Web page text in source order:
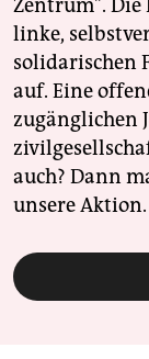
Zentrum". Die
linke,
solidarischen
auf. Eine
zugänglichen
auch? Dann
unsere Aktion.